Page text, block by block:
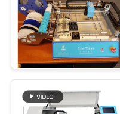
SHOPPING
ON
LINE
smd 후
장소 기